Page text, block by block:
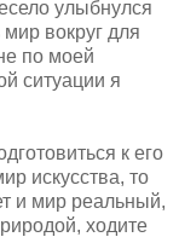
улыбнулся
вокруг для
по моей
ситуации я
к его
искусства, то
и мир реальный,
ходите